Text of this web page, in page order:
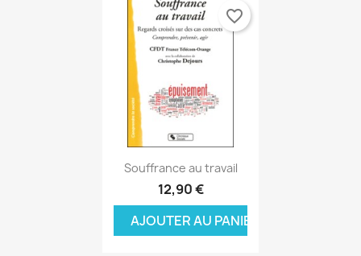
Aperçu rapide
Souffrance au travail
12,90 €
AJOUTER AU PANIER
favorite_border